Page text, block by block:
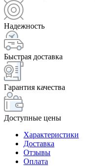
Надежность
Быстрая доставка
Гарантия качества
Доступные цены
Характеристики
Доставка
Отзывы
Оплата